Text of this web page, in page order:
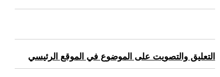
التعليق والتصويت على الموضوع في الموقع الرئيسي